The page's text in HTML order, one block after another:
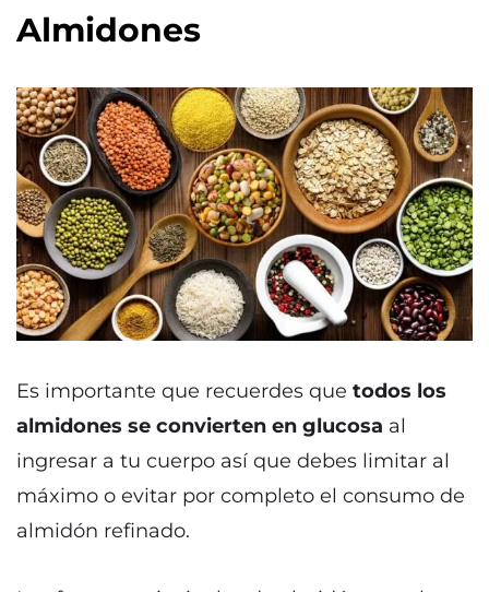
Almidones
Es importante que recuerdes que todos los
almidones se convierten en glucosa al
ingresar a tu cuerpo así que debes limitar al
máximo o evitar por completo el consumo de
almidón refinado.